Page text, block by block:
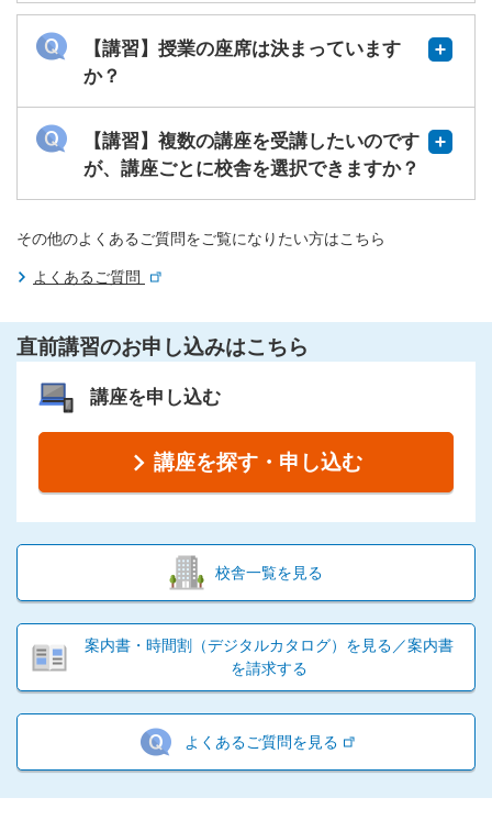
【講習】授業の座席は決まっています
か？
【講習】複数の講座を受講したいのです
が、講座ごとに校舎を選択できますか？
その他のよくあるご質問をご覧になりたい方はこちら
よくあるご質問
直前講習のお申し込みはこちら
講座を申し込む
講座を探す・申し込む
校舎一覧を見る
案内書・時間割（デジタルカタログ）を見る／案内書
を請求する
よくあるご質問を見る